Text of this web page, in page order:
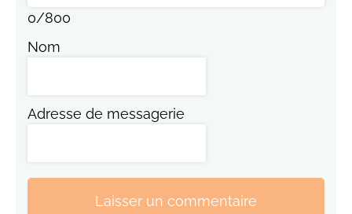
0/800
Nom
Adresse de messagerie
Laisser un commentaire